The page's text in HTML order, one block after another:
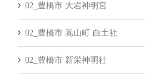
02_豊橋市 大岩神明宮
02_豊橋市 嵩山町 白土社
02_豊橋市 新栄神明社